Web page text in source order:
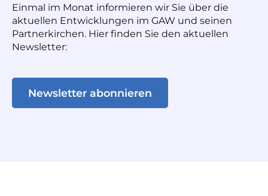
Einmal im Monat informieren wir Sie über die
aktuellen Entwicklungen im GAW und seinen
Partnerkirchen. Hier finden Sie den aktuellen
Newsletter:
Newsletter abonnieren